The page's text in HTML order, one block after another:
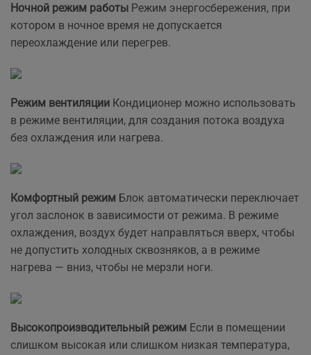
Ночной режим работы Режим энергосбережения, при
котором в ночное время не допускается
переохлаждение или перегрев.
Режим вентиляции Кондиционер можно использовать
в режиме вентиляции, для создания потока воздуха
без охлаждения или нагрева.
Комфортный режим Блок автоматически переключает
угол заслонок в зависимости от режима. В режиме
охлаждения, воздух будет направляться вверх, чтобы
не допустить холодных сквозняков, а в режиме
нагрева — вниз, чтобы не мерзли ноги.
Высокопроизводительный режим Если в помещении
слишком высокая или слишком низкая температура,